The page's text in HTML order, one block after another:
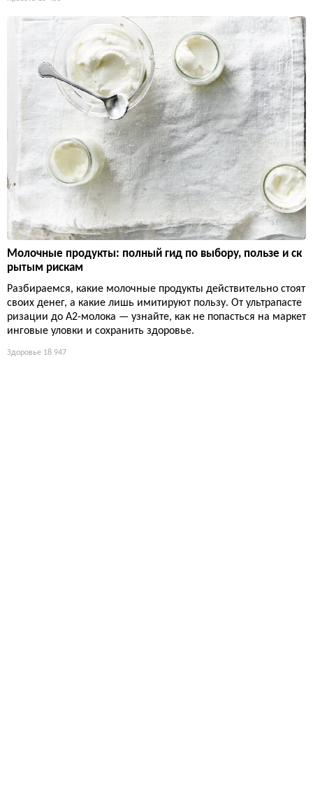
Молочные продукты: полный гид по выбору, пользе и ск
рытым рискам
Разбираемся, какие молочные продукты действительно стоят
своих денег, а какие лишь имитируют пользу. От ультрапасте
ризации до А2-молока — узнайте, как не попасться на маркет
инговые уловки и сохранить здоровье.
Здоровье 18 947